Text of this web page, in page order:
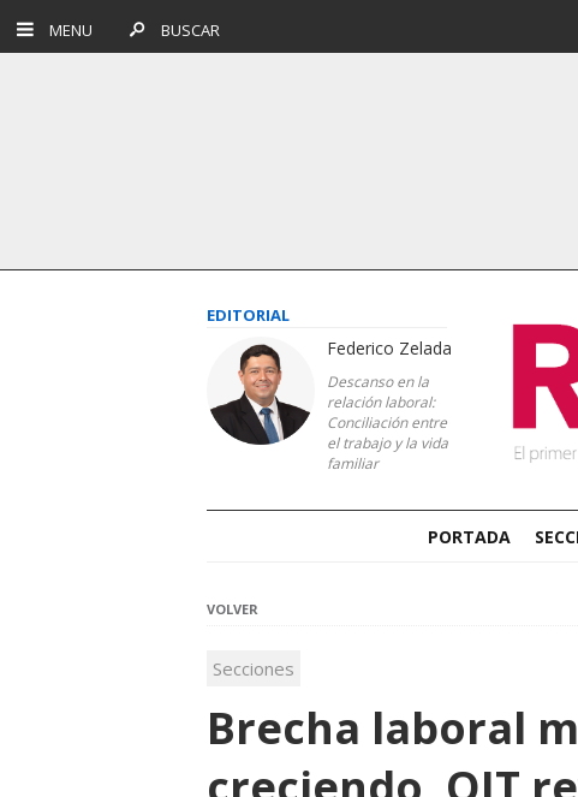
MENU BUSCAR
EDITORIAL
Federico Zelada
Descanso en la
relación laboral:
Conciliación entre
el trabajo y la vida
familiar
PORTADA
VOLVER
Secciones
Brecha laboral